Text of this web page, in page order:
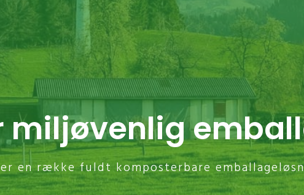
miljøvenlig
en række fuldt komposterbare